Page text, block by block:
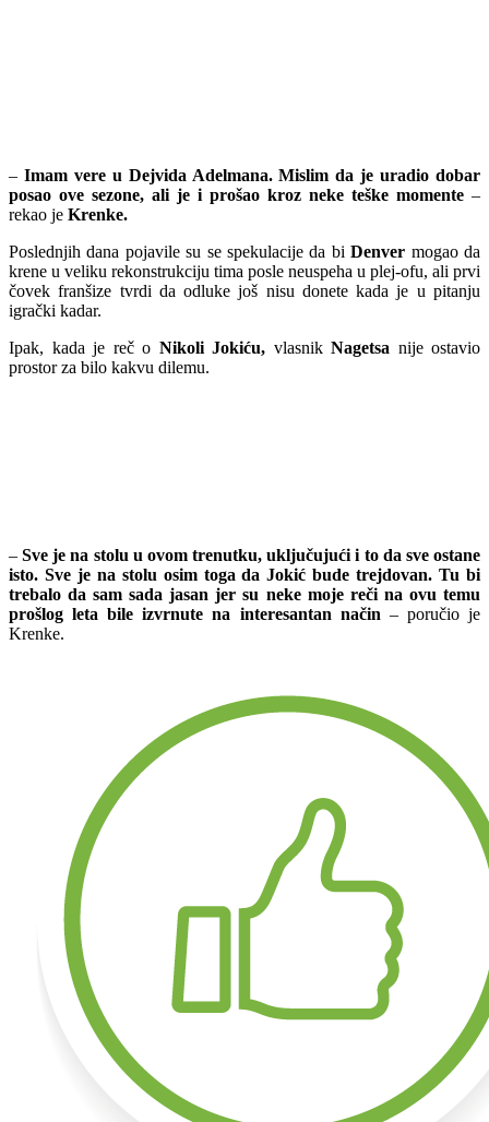
– Imam vere u Dejvida Adelmana. Mislim da je uradio dobar
posao ove sezone, ali je i prošao kroz neke teške momente –
rekao je Krenke.
Poslednjih dana pojavile su se spekulacije da biDenver mogao da
krene u veliku rekonstrukciju tima posle neuspeha u plej-ofu, ali prvi
čovek franšize tvrdi da odluke još nisu donete kada je u pitanju
igrački kadar.
Ipak, kada je reč o Nikoli Jokiću, vlasnik Nagetsa nije ostavio
prostor za bilo kakvu dilemu.
–Sve je na stolu u ovom trenutku, uključujući i to da sve ostane
isto. Sve je na stolu osim toga da Jokić bude trejdovan. Tu bi
trebalo da sam sada jasan jer su neke moje reči na ovu temu
prošlog leta bile izvrnute na interesantan način – poručio je
Krenke.